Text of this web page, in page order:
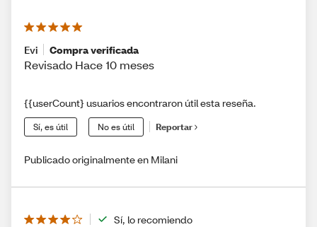
Evi Compra verificada
Revisado Hace 10 meses
{{userCount} usuarios encontraron útil esta reseña.
Sí, es útil No es útil Reportar
Publicado originalmente en Milani
Sí, lo recomiendo